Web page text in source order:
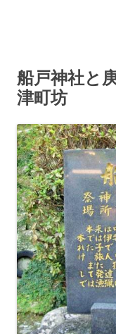
船戸神社
津町坊